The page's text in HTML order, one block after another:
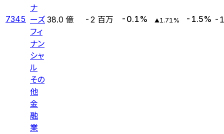
7345
ナ
ーズ
フィ
ナン
シャ
ル
その
他
金
融
業
38.0 億 -2 百万 -0.1% ▲1.71 % -1.5% -